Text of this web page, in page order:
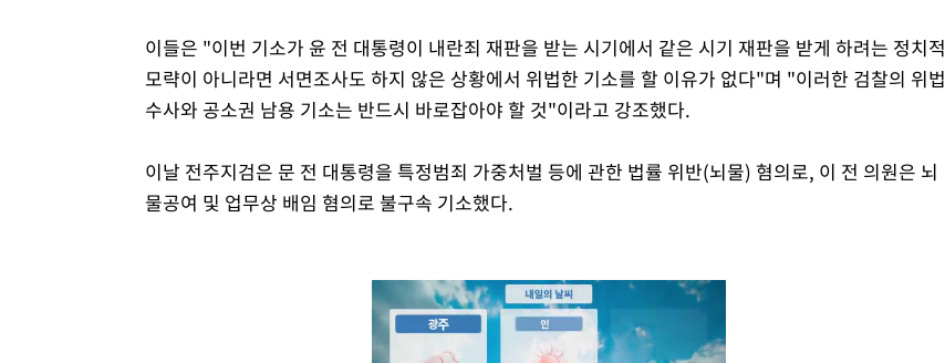
이들은 "이번 기소가 윤 전 대통령이 내란죄 재판을 받는 시기에서 같은 시기 재판을 받게 하려는 정치적
모략이 아니라면 서면조사도 하지 않은 상황에서 위법한 기소를 할 이유가 없다"며 "이러한 검찰의 위법
수사와 공소권 남용 기소는 반드시 바로잡아야 할 것"이라고 강조했다.
이날 전주지검은 문 전 대통령을 특정범죄 가중처벌 등에 관한 법률 위반(뇌물) 혐의로, 이 전 의원은 뇌
물공여 및 업무상 배임 혐의로 불구속 기소했다.